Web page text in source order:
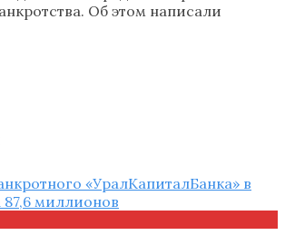
Об этом написали